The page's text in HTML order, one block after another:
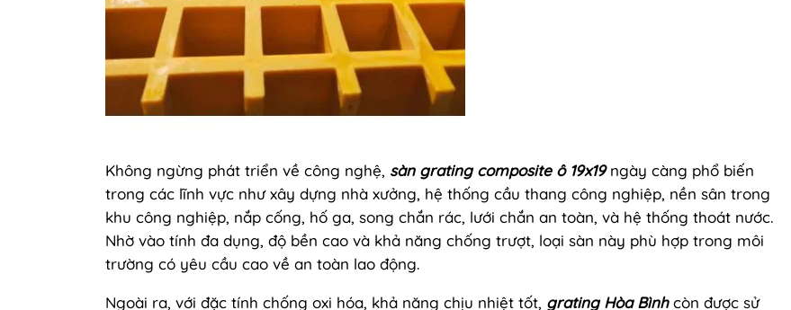
Không ngừng phát triển về công nghệ, sàn grating compositeô 19x19ngày càng phổ biến
trong các lĩnh vực như xây dựng nhà xưởng, hệ thống cầu thang công nghiệp, nền sân trong
khu công nghiệp, nắp cống, hố ga, song chắn rác, lưới chắn an toàn, và hệ thống thoát nước.
Nhờ vào tính đa dụng, độ bền cao và khả năng chống trượt, loại sàn này phù hợp trong môi
trường có yêu cầu cao về an toàn lao động.
Ngoài ra, với đặc tính chống oxi hóa, khả năng chịu nhiệt tốt, grating Hòa Bìnhcòn được sử